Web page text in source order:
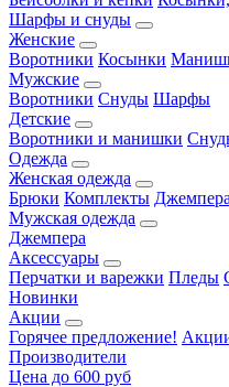
Шарфы и снуды
Женские
Воротники Косынки
Мужские
Воротники Снуды Шарфы
Детские
Воротники и манишки
Одежда
Женская одежда
Брюки Комплекты Джемпера
Мужская одежда
Джемпера
Аксессуары
Перчатки и варежки Пледы
Новинки
Акции
Горячее предложение!
Производители
Цена до 600 руб